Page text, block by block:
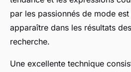
par les passionnés de mode
apparaître dans les résultats
recherche.
Une excellente technique